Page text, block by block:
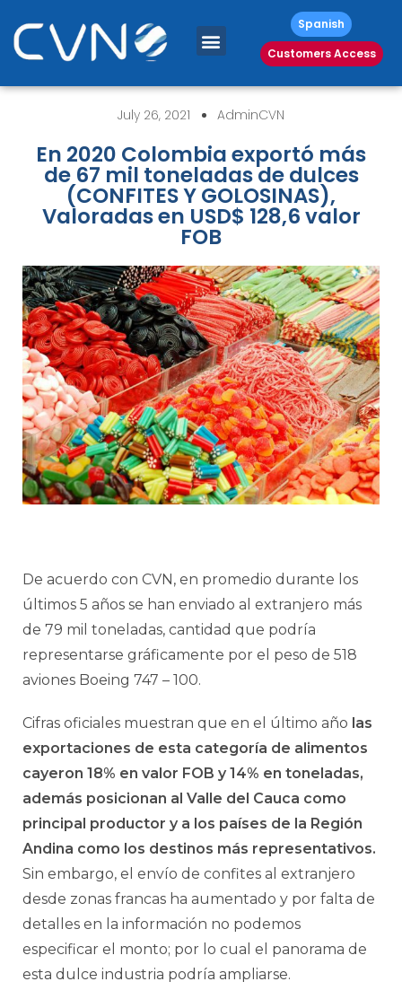
Spanish
Customers Access
July 26, 2021 AdminCVN
En 2020 Colombia exportó más
de 67 mil toneladas de dulces
(CONFITES Y GOLOSINAS),
Valoradas en USD$ 128,6 valor
FOB
De acuerdo con CVN, en promedio durante los
últimos 5 años se han enviado al extranjero más
de 79 mil toneladas, cantidad que podría
representarse gráficamente por el peso de 518
aviones Boeing 747 – 100.
Cifras oficiales muestran que en el último año las
exportaciones de esta categoría de alimentos
cayeron 18% en valor FOB y 14% en toneladas,
además posicionan al Valle del Cauca como
principal productor y a los países de la Región
Andina como los destinos más representativos.
Sin embargo, el envío de confites al extranjero
desde zonas francas ha aumentado y por falta de
detalles en la información no podemos
especificar el monto; por lo cual el panorama de
esta dulce industria podría ampliarse.